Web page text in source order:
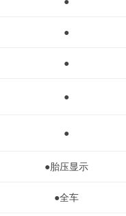
●
●
●
●
●胎压显示
●全车